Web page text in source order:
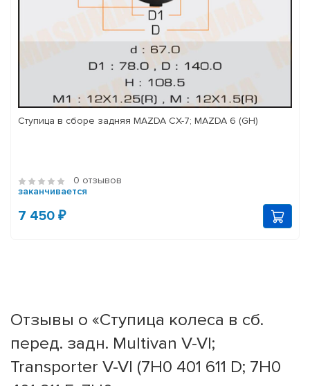
Ступица в сборе задняя MAZDA CX-7; MAZDA 6 (GH)
0 отзывов
заканчивается
7 450 ₽
Отзывы о «Ступица колеса в сб.
перед. задн. Multivan V-VI;
Transporter V-VI (7H0 401 611 D; 7H0